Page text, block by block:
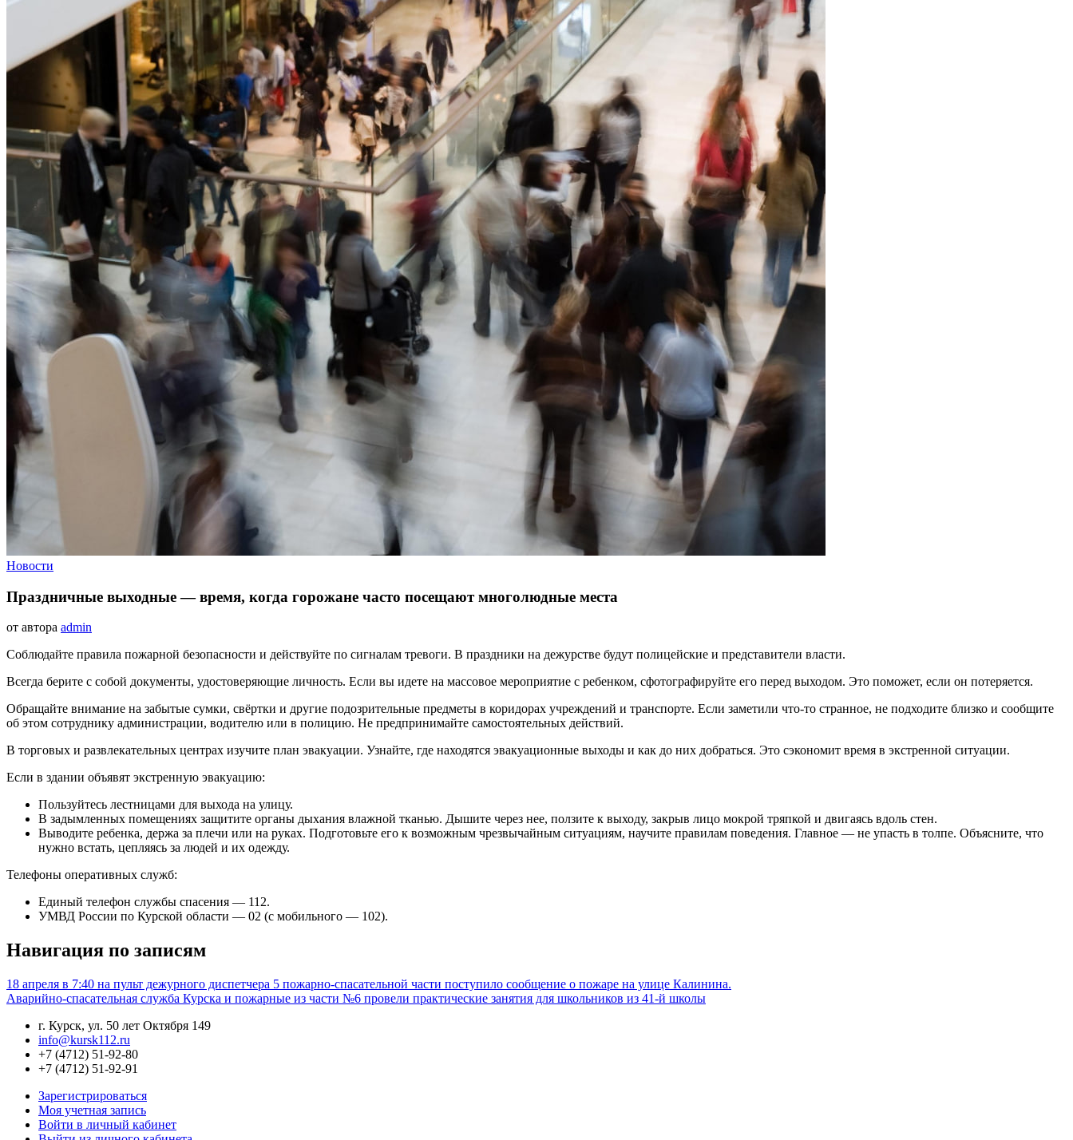
Новости
Праздничные выходные — время, когда горожане часто посещают многолюдные места
от автора admin
Соблюдайте правила пожарной безопасности и действуйте по сигналам тревоги. В праздники на дежурстве будут полицейские и представители власти.
Всегда берите с собой документы, удостоверяющие личность. Если вы идете на массовое мероприятие с ребенком, сфотографируйте его перед выходом. Это поможет, если он потеряется.
Обращайте внимание на забытые сумки, свёртки и другие подозрительные предметы в коридорах учреждений и транспорте. Если заметили что-то странное, не подходите близко и сообщите
об этом сотруднику администрации, водителю или в полицию. Не предпринимайте самостоятельных действий.
В торговых и развлекательных центрах изучите план эвакуации. Узнайте, где находятся эвакуационные выходы и как до них добраться. Это сэкономит время в экстренной ситуации.
Если в здании объявят экстренную эвакуацию:
Пользуйтесь лестницами для выхода на улицу.
В задымленных помещениях защитите органы дыхания влажной тканью. Дышите через нее, ползите к выходу, закрыв лицо мокрой тряпкой и двигаясь вдоль стен.
Выводите ребенка, держа за плечи или на руках. Подготовьте его к возможным чрезвычайным ситуациям, научите правилам поведения. Главное — не упасть в толпе. Объясните, что
нужно встать, цепляясь за людей и их одежду.
Телефоны оперативных служб:
Единый телефон службы спасения — 112.
УМВД России по Курской области — 02 (с мобильного — 102).
Навигация по записям
18 апреля в 7:40 на пульт дежурного диспетчера 5 пожарно-спасательной части поступило сообщение о пожаре на улице Калинина.
Аварийно-спасательная служба Курска и пожарные из части №6 провели практические занятия для школьников из 41-й школы
г. Курск, ул. 50 лет Октября 149
info@kursk112.ru
+7 (4712) 51-92-80
+7 (4712) 51-92-91
Зарегистрироваться
Моя учетная запись
Войти в личный кабинет